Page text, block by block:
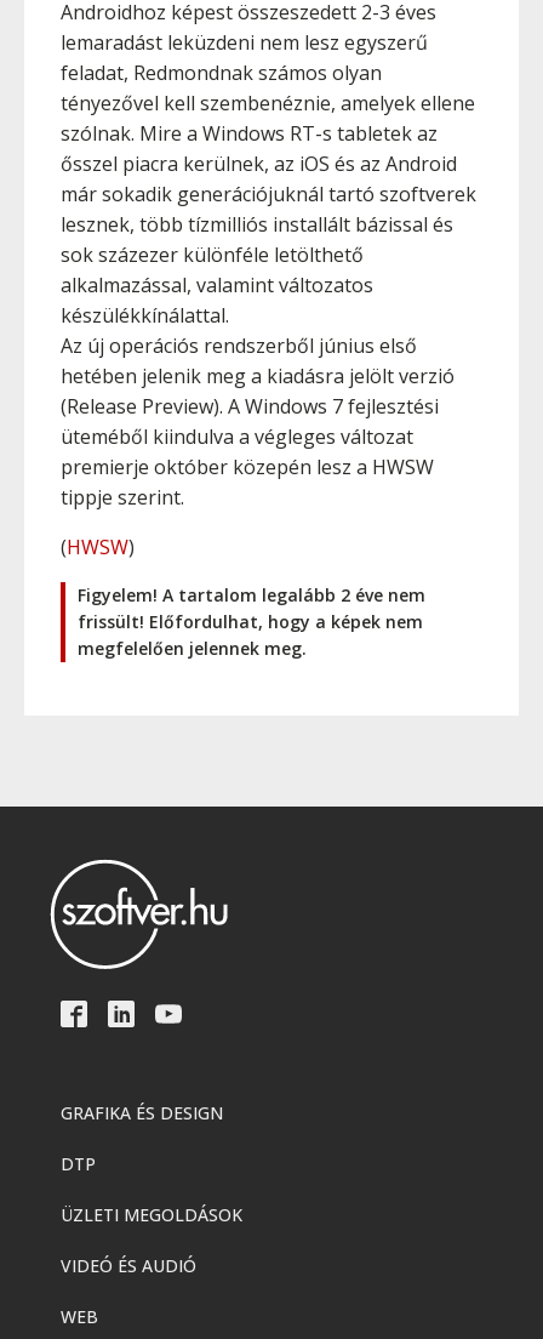
Androidhoz képest összeszedett 2-3 éves
lemaradást leküzdeni nem lesz egyszerű
feladat, Redmondnak számos olyan
tényezővel kell szembenéznie, amelyek ellene
szólnak. Mire a Windows RT-s tabletek az
ősszel piacra kerülnek, az iOS és az Android
már sokadik generációjuknál tartó szoftverek
lesznek, több tízmilliós installált bázissal és
sok százezer különféle letölthető
alkalmazással, valamint változatos
készülékkínálattal.
Az új operációs rendszerből június első
hetében jelenik meg a kiadásra jelölt verzió
(Release Preview). A Windows 7 fejlesztési
üteméből kiindulva a végleges változat
premierje október közepén lesz a HWSW
tippje szerint.
(HWSW)
Figyelem! A tartalom legalább 2 éve nem
frissült! Előfordulhat, hogy a képek nem
megfelelően jelennek meg.
GRAFIKA ÉS DESIGN
DTP
ÜZLETI MEGOLDÁSOK
VIDEÓ ÉS AUDIÓ
WEB